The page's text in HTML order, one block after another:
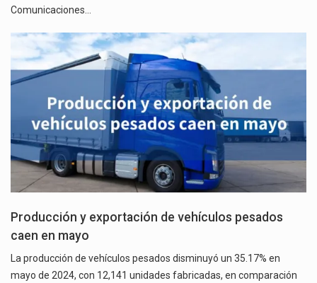
Comunicaciones…
Producción y exportación de vehículos pesados
caen en mayo
La producción de vehículos pesados disminuyó un 35.17% en
mayo de 2024, con 12,141 unidades fabricadas, en comparación